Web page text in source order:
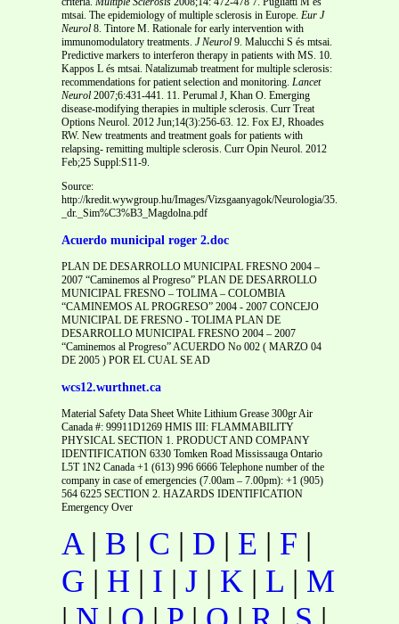
mtsai. The epidemiology of multiple sclerosis in Europe. Eur J
Neurol 8. Tintore M. Rationale for early intervention with
immunomodulatory treatments. J Neurol 9. Malucchi S és mtsai.
Predictive markers to interferon therapy in patients with MS. 10.
Kappos L és mtsai. Natalizumab treatment for multiple sclerosis:
recommendations for patient selection and monitoring. Lancet
Neurol 2007;6:431-441. 11. Perumal J, Khan O. Emerging
disease-modifying therapies in multiple sclerosis. Curr Treat
Options Neurol. 2012 Jun;14(3):256-63. 12. Fox EJ, Rhoades
RW. New treatments and treatment goals for patients with
relapsing- remitting multiple sclerosis. Curr Opin Neurol. 2012
Feb;25 Suppl:S11-9.
Source:
http://kredit.wywgroup.hu/Images/Vizsgaanyagok/Neurologia/
_dr._Sim%C3%B3_Magdolna.pdf
Acuerdo municipal roger 2.doc
PLAN DE DESARROLLO MUNICIPAL FRESNO 2004 –
2007 “Caminemos al Progreso” PLAN DE DESARROLLO
MUNICIPAL FRESNO – TOLIMA – COLOMBIA
“CAMINEMOS AL PROGRESO” 2004 - 2007 CONCEJO
MUNICIPAL DE FRESNO - TOLIMA PLAN DE
DESARROLLO MUNICIPAL FRESNO 2004 – 2007
“Caminemos al Progreso” ACUERDO No 002 ( MARZO 04
DE 2005 ) POR EL CUAL SE AD
wcs12.wurthnet.ca
Material Safety Data Sheet White Lithium Grease 300gr Air
Canada #: 99911D1269 HMIS III: FLAMMABILITY
PHYSICAL SECTION 1. PRODUCT AND COMPANY
IDENTIFICATION 6330 Tomken Road Mississauga Ontario
L5T 1N2 Canada +1 (613) 996 6666 Telephone number of the
company in case of emergencies (7.00am – 7.00pm): +1 (905)
564 6225 SECTION 2. HAZARDS IDENTIFICATION
Emergency Over
A| B | C | D | E | F |
G | H | I | J | K | L | M